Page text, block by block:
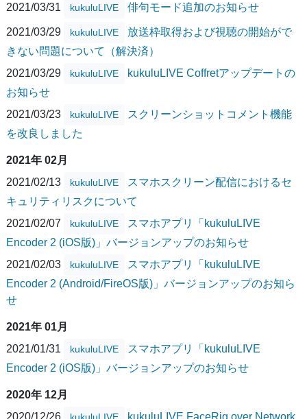
2021/03/31
kukuluLIVE 俳句モード追加のお知らせ
2021/03/29 kukuluLIVE
放送枠取得および視聴の開始がで
きない問題について（解決済）
2021/03/29
kukuluLIVE
kukuluLIVE Coffretアップデートの
お知らせ
2021/03/23
kukuluLIVE
スクリーンショットコメント機能
を改良しました
2021年 02月
2021/02/13
kukuluLIVE
スマホスクリーン配信におけるセ
キュリティリスクについて
2021/02/07
kukuluLIVE
スマホアプリ「kukuluLIVE
Encoder 2 (iOS版)」バージョンアップのお知らせ
2021/02/03
kukuluLIVE
スマホアプリ「kukuluLIVE
Encoder 2 (Android/FireOS版)」バージョンアップのお知ら
せ
2021年 01月
2021/01/31
kukuluLIVE
スマホアプリ「kukuluLIVE
Encoder 2 (iOS版)」バージョンアップのお知らせ
2020年 12月
2020/12/26
kukuluLIVE FaceRig over Network